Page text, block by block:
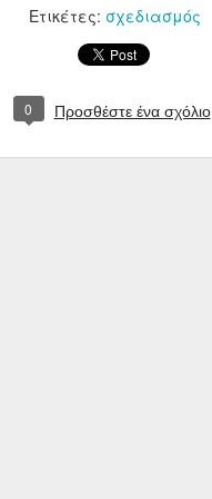
Ετικέτες: σχεδιασμός
0 Προσθέστε ένα σχόλιο